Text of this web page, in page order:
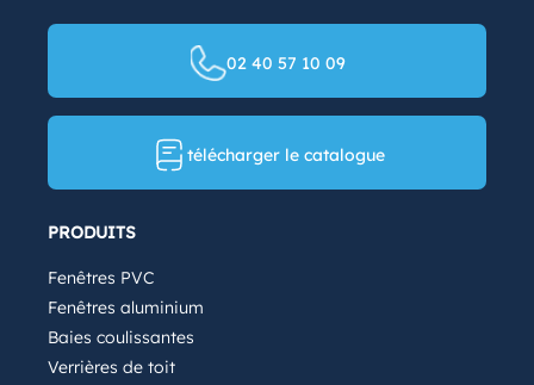
PRODUITS
Fenêtres PVC
Fenêtres aluminium
Baies coulissantes
Verrières de toit
02 40 57 10 09
télécharger le catalogue